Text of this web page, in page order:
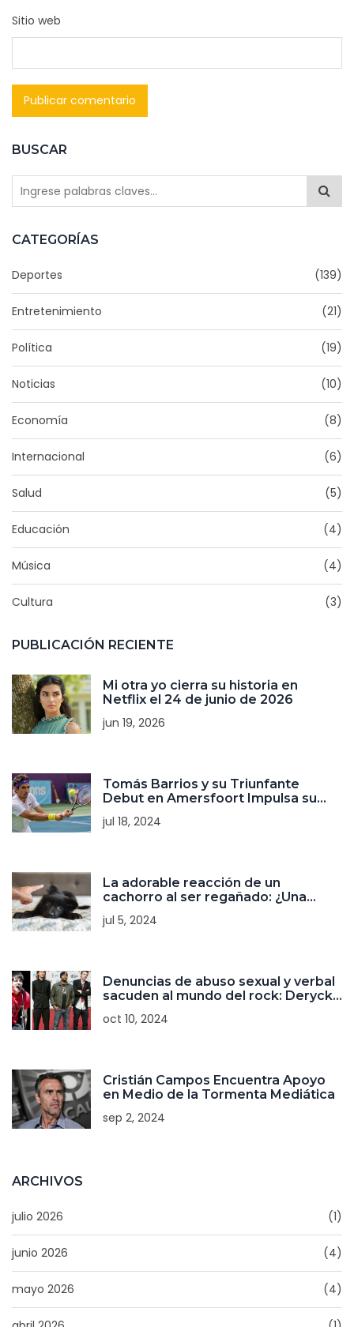
BUSCAR
CATEGORÍAS
Deportes (139)
Entretenimiento (21)
Política (19)
Noticias (10)
Economía (8)
Internacional (6)
Salud (5)
Educación (4)
Música (4)
Cultura (3)
PUBLICACIÓN RECIENTE
Mi otra yo cierra su historia en
Netflix el 24 de junio de 2026
jun 19, 2026
Tomás Barrios y su Triunfante
Debut en Amersfoort Impulsa su
jul 18, 2024
La adorable reacción de un
cachorro al ser regañado: ¿Una
jul 5, 2024
Denuncias de abuso sexual y verbal
sacuden al mundo del rock: Deryck
oct 10, 2024
Cristián Campos Encuentra Apoyo
en Medio de la Tormenta Mediática
sep 2, 2024
ARCHIVOS
julio 2026 (1)
junio 2026 (4)
mayo 2026 (4)
Sitio web